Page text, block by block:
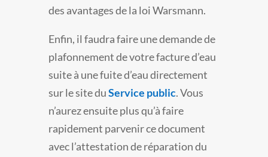
des avantages de la loi Warsmann.
Enfin, il faudra faire une demande de
plafonnement de votre facture d’eau
suite à une fuite d’eau directement
sur le site duService public. Vous
n’aurez ensuite plus qu’à faire
rapidement parvenir ce document
avec l’attestation de réparation du